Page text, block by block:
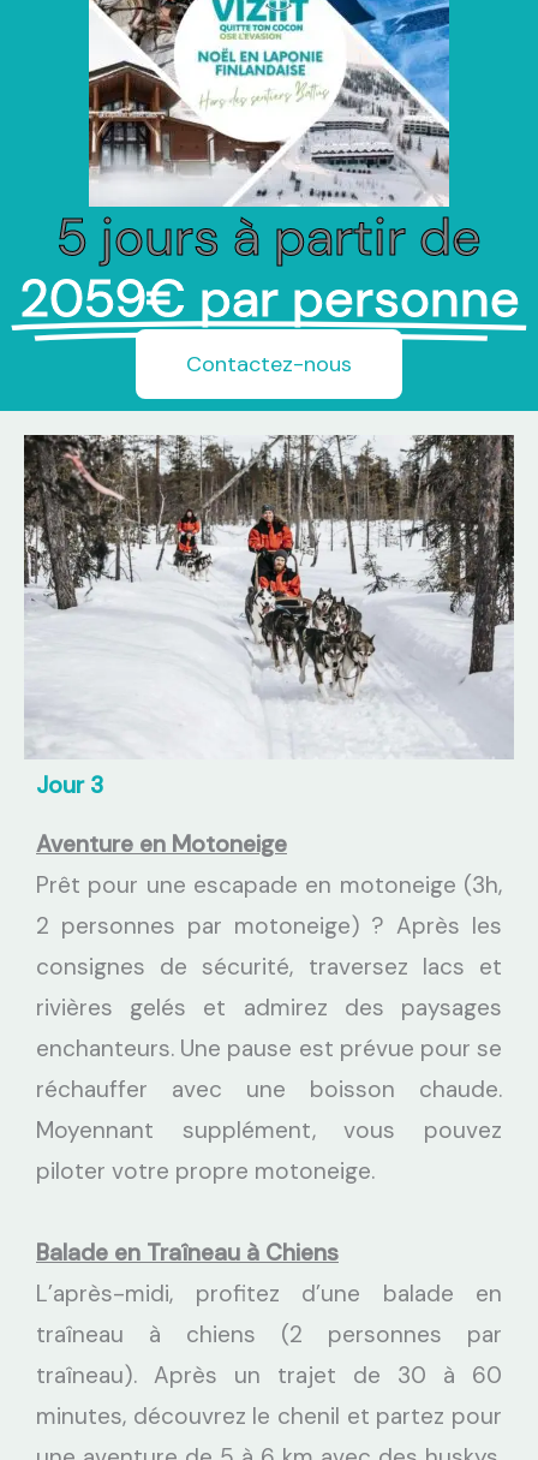
5 jours à partir de
2059€ par personne
Contactez-nous
Jour 3
Aventure en Motoneige
Prêt pour une escapade en motoneige (3h,
2 personnes par motoneige) ? Après les
consignes de sécurité, traversez lacs et
rivières gelés et admirez des paysages
enchanteurs. Une pause est prévue pour se
réchauffer avec une boisson chaude.
Moyennant supplément, vous pouvez
piloter votre propre motoneige.
Balade en Traîneau à Chiens
L’après-midi, profitez d’une balade en
traîneau à chiens (2 personnes par
traîneau). Après un trajet de 30 à 60
minutes, découvrez le chenil et partez pour